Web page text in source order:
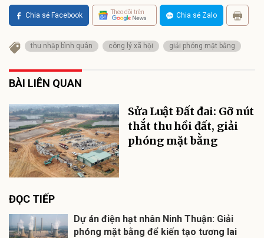
Chia sẻ Facebook Theo dõi trên Chia sẻ Zalo
thu nhập bình quân công lý xã hội giải phóng mặt bằng
BÀI LIÊN QUAN
Sửa Luật Đất đai: Gỡ nút
thắt thu hồi đất, giải
phóng mặt bằng
ĐỌC TIẾP
Dự án điện hạt nhân Ninh Thuận: Giải
phóng mặt bằng để kiến tạo tương lai